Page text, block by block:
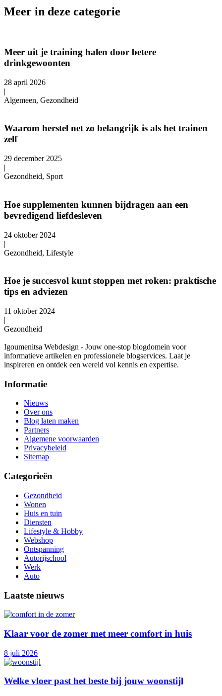
Meer in deze categorie
Meer uit je training halen door betere
drinkgewoonten
28 april 2026
|
Algemeen, Gezondheid
Waarom herstel net zo belangrijk is als het trainen
zelf
29 december 2025
|
Gezondheid, Sport
Hoe supplementen kunnen bijdragen aan een
bevredigend liefdesleven
24 oktober 2024
|
Gezondheid, Lifestyle
Hoe je succesvol kunt stoppen met roken: praktische
tips en adviezen
11 oktober 2024
|
Gezondheid
Igoumenitsa Webdesign - Jouw one-stop blogdomein voor
informatieve artikelen en professionele blogservices. Laat je
inspireren en ontdek een wereld vol kennis en expertise.
Informatie
Nieuws
Over ons
Blog laten maken
Partners
Algemene voorwaarden
Privacybeleid
Sitemap
Categorieën
Gezondheid
Wonen
Huis en tuin
Diensten
Lifestyle & Hobby
Webshop
Ontspanning
Autorijschool
Werk
Auto
Laatste nieuws
Klaar voor de zomer met meer comfort in huis
8 juli 2026
Welke vloer past het beste bij jouw woonstijl